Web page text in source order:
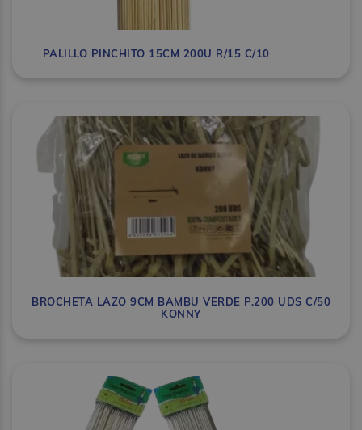
PALILLO PINCHITO 15CM 200U R/15 C/10
BROCHETA LAZO 9CM BAMBU VERDE P.200 UDS C/50
KONNY